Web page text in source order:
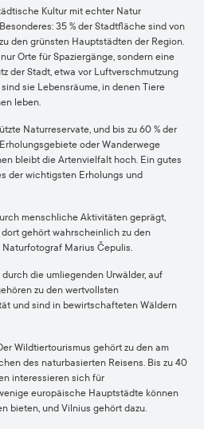
Kultur mit echter Natur
35 % der Stadtfläche sind von
den grünsten Hauptstädten der Region.
Orte für Spaziergänge, sondern eine
der Stadt, etwa vor Luftverschmutzung
sie Lebensräume, in denen Tiere
leben.
Naturreservate, und bis zu 60 % der
oder Wanderwege
bleibt die Artenvielfalt hoch. Ein gutes
der wichtigsten Erholungs und
menschliche Aktivitäten geprägt,
gehört wahrscheinlich zu den
Naturfotograf Marius Čepulis.
die umliegenden Urwälder, auf
zu den wertvollsten
und sind in bewirtschafteten Wäldern
Wildtiertourismus gehört zu den am
des naturbasierten Reisens. Bis zu 40
interessieren sich für
europäische Hauptstädte können
bieten, und Vilnius gehört dazu.